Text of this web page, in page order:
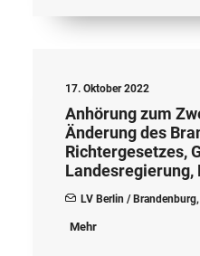
17. Oktober 2022
Anhörung zum
Änderung des
Richtergesetzes,
Landesregierung,
LV Berlin / Brandenburg,
Mehr